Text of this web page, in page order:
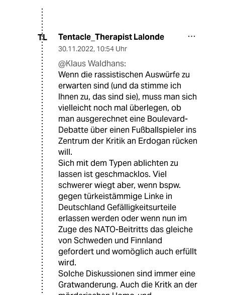
TL Tentacle_Therapist Lalonde
30.11.2022, 10:54 Uhr
@Klaus Waldhans:
Wenn die rassistischen Auswürfe zu
erwarten sind (und da stimme ich
Ihnen zu, das sind sie), muss man sich
vielleicht noch mal überlegen, ob
man ausgerechnet eine Boulevard-
Debatte über einen Fußballspieler ins
Zentrum der Kritik an Erdogan rücken
will.
Sich mit dem Typen ablichten zu
lassen ist geschmacklos. Viel
schwerer wiegt aber, wenn bspw.
gegen türkeistämmige Linke in
Deutschland Gefälligkeitsurteile
erlassen werden oder wenn nun im
Zuge des NATO-Beitritts das gleiche
von Schweden und Finnland
gefordert und womöglich auch erfüllt
wird.
Solche Diskussionen sind immer eine
Gratwanderung. Auch die Kritk an der